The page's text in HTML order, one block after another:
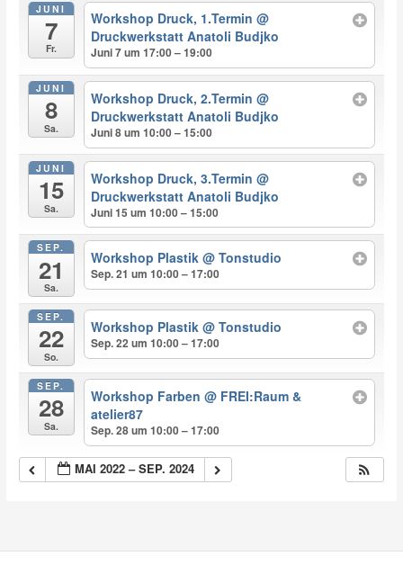
JUNI
7
Fr.
Workshop Druck, 1.Termin@
Druckwerkstatt Anatoli Budjko
Juni 7 um 17:00 – 19:00
JUNI
8
Sa.
Workshop Druck, 2.Termin@
Druckwerkstatt Anatoli Budjko
Juni 8 um 10:00 – 15:00
JUNI
15
Sa.
Workshop Druck, 3.Termin@
Druckwerkstatt Anatoli Budjko
Juni 15 um 10:00 – 15:00
SEP.
21
Sa.
Workshop Plastik@ Tonstudio
Sep. 21 um 10:00 – 17:00
SEP.
22
So.
Workshop Plastik@ Tonstudio
Sep. 22 um 10:00 – 17:00
SEP.
28
Sa.
Workshop Farben@ FREI:Raum &
atelier87
Sep. 28 um 10:00 – 17:00
MAI 2022 – SEP. 2024